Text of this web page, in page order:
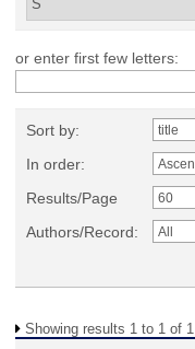
or enter first few letters:
Sort by:
In order:
Results/Page
Authors/Record:
Showing results 1 to 1 of 1